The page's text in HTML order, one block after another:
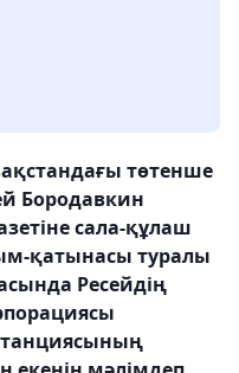
төтенше
Бородавкин
сала-құлаш
қатынасы туралы
Ресейдің